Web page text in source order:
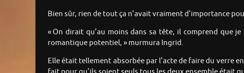
Bien sûr, rien de tout ça n’avait vraiment d’importance
« On dirait qu’au moins dans sa tête, il comprend que
romantique potentiel, » murmura Ingrid.
Elle était tellement absorbée par l’acte de faire du verre